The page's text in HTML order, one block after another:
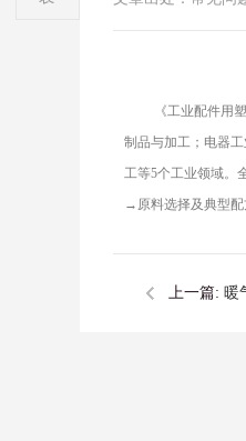
《工业配件用塑
制品与加工；电器
工等5个工业领域。
→原料选择及典型
上一篇: 暖